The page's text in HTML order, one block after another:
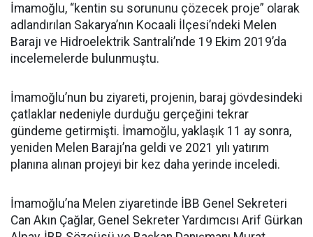
İmamoğlu, “kentin su sorununu çözecek proje” olarak
adlandırılan Sakarya’nın Kocaali İlçesi’ndeki Melen
Barajı ve Hidroelektrik Santrali’nde 19 Ekim 2019’da
incelemelerde bulunmuştu.
İmamoğlu’nun bu ziyareti, projenin, baraj gövdesindeki
çatlaklar nedeniyle durduğu gerçeğini tekrar
gündeme getirmişti. İmamoğlu, yaklaşık 11 ay sonra,
yeniden Melen Barajı’na geldi ve 2021 yılı yatırım
planına alınan projeyi bir kez daha yerinde inceledi.
İmamoğlu’na Melen ziyaretinde İBB Genel Sekreteri
Can Akın Çağlar, Genel Sekreter Yardımcısı Arif Gürkan